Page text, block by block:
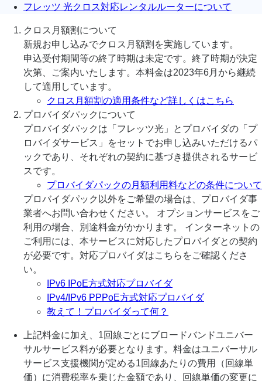
フレッツ 光クロス対応レンタルルーターについて
クロス月額割について
新規お申し込みでクロス月額割を実施しています。
申込受付期間等の終了時期は未定です。終了時期が決定
次第、ご案内いたします。本料金は2023年6月から継続
して適用しています。
クロス月額割の適用条件など詳しくはこちら
プロバイダパックについて
プロバイダパックは「フレッツ光」とプロバイダの「プ
ロバイダサービス」をセットでお申し込みいただけるパ
ックであり、それぞれの契約に基づき提供されるサービ
スです。
プロバイダパックの月額利用料などの条件について
プロバイダパック以外をご希望の場合は、プロバイダ事
業者へお問い合わせください。 オプションサービスをご
利用の場合、別途料金がかかります。 インターネットの
ご利用には、本サービスに対応したプロバイダとの契約
が必要です。対応プロバイダはこちらをご確認くださ
い。
IPv6 IPoE方式対応プロバイダ
IPv4/IPv6 PPPoE方式対応プロバイダ
教えて！プロバイダって何？
上記料金に加え、1回線ごとにブロードバンドユニバー
サルサービス料が必要となります。料金はユニバーサル
サービス支援機関が定める1回線あたりの費用（回線単
価）に消費税率を乗じた金額であり、回線単価の変更に